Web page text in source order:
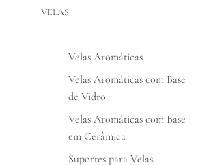
VELAS
Velas Aromáticas
Velas Aromáticas com Base
de Vidro
Velas Aromáticas com Base
em Cerâmica
Suportes para Velas